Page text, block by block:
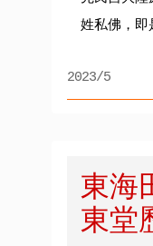
姓私佛，即
2023/5
東海
東堂